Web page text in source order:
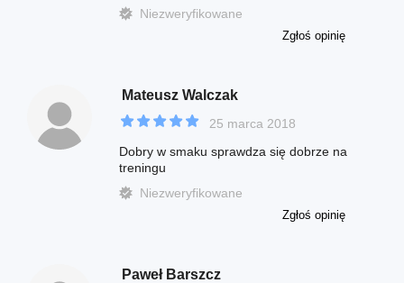
Niezweryfikowane
Zgłoś opinię
Mateusz Walczak
25 marca 2018
Dobry w smaku sprawdza się dobrze na
treningu
Niezweryfikowane
Zgłoś opinię
Paweł Barszcz